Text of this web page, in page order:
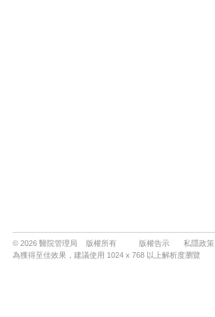
© 2026 醫院管理局 版權所有 版權告示 私隱政策
為獲得至佳效果，建議使用 1024 x 768 以上解析度瀏覽